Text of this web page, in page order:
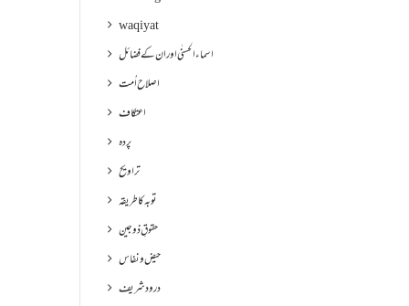
waqiyat
اسماءالحسنٰی اور ان کے فضائل
اصلاح اُمت
اعتکاف
پردہ
تراویح
توبہ کا طریقہ
حقوقِ ذوجین
حیض و نفاس
درود شریف